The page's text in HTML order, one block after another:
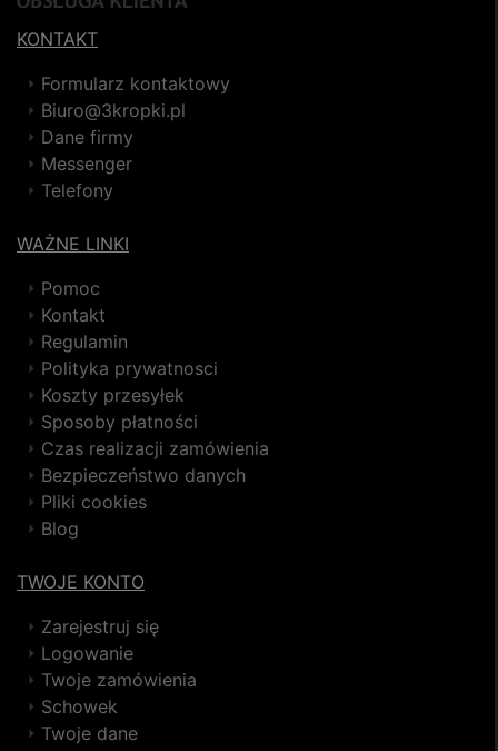
KONTAKT
Formularz kontaktowy
Biuro@3kropki.pl
Dane firmy
Messenger
Telefony
WAŻNE LINKI
Pomoc
Kontakt
Regulamin
Polityka prywatnosci
Koszty przesyłek
Sposoby płatności
Czas realizacji zamówienia
Bezpieczeństwo danych
Pliki cookies
Blog
TWOJE KONTO
Zarejestruj się
Logowanie
Twoje zamówienia
Schowek
Twoje dane